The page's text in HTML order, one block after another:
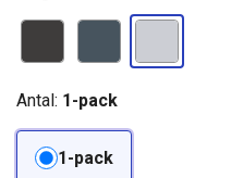
Antal: 1-pack
1-pack